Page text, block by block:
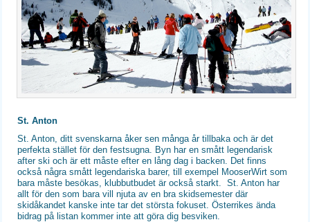
St. Anton
St. Anton, ditt svenskarna åker sen många år tillbaka och är det
perfekta stället för den festsugna. Byn har en smått legendarisk
after ski och är ett måste efter en lång dag i backen. Det finns
också några smått legendariska barer, till exempel MooserWirt som
bara måste besökas, klubbutbudet är också starkt. St. Anton har
allt för den som bara vill njuta av en bra skidsemester där
skidåkandet kanske inte tar det största fokuset. Österrikes ända
bidrag på listan kommer inte att göra dig besviken.